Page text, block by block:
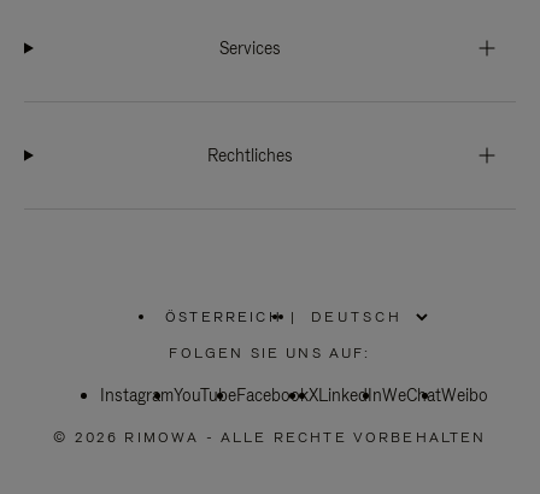
Services
Rechtliches
ÖSTERREICH
WÄHLEN
SIE
REGION
|
FOLGEN SIE UNS AUF:
InstagramYouTubeFacebookXLinkedInWeChatWeibo
© 2026 RIMOWA - ALLE RECHTE VORBEHALTEN